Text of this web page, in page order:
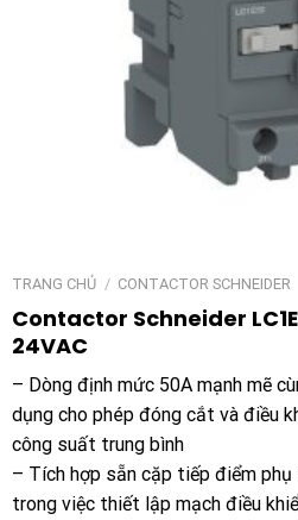
TRANG CHỦ / CONTACTOR SCHNEIDER
Contactor Schneider
24VAC
– Dòng định mức 50A mạnh mẽ
dụng cho phép đóng cắt và điều
công suất trung bình
– Tích hợp sẵn cặp tiếp điểm phụ
trong việc thiết lập mạch điều